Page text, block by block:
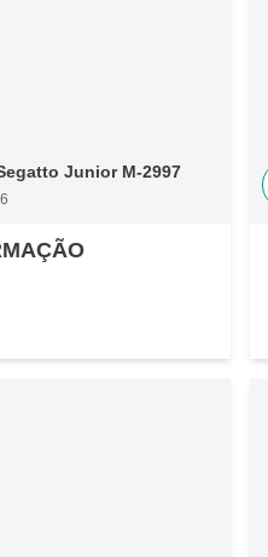
Junior M-2997